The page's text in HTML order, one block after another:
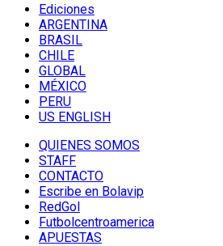
Ediciones
ARGENTINA
BRASIL
CHILE
GLOBAL
MÉXICO
PERU
US ENGLISH
QUIENES SOMOS
STAFF
CONTACTO
Escribe en Bolavip
RedGol
Futbolcentroamerica
APUESTAS